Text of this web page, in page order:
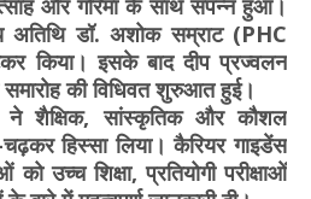
अतिथि डॉ. अशोक सम्राट (PHC
किया। इसके बाद दीप प्रज्वलन
की विधिवत शुरुआत हुई।
शैक्षिक, सांस्कृतिक और कौशल
हिस्सा लिया। कैरियर गाइडेंस
उच्च शिक्षा, प्रतियोगी परीक्षाओं